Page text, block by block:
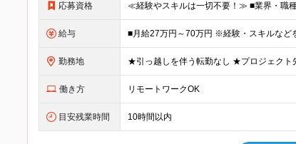
応募資格
給与
勤務地
働き方 リモートワークOK
目安残業時間 10時間以内